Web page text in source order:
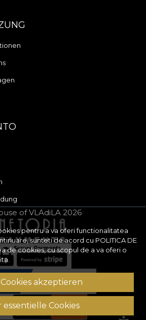
pentru a va oferi functionalitatea
sunteti de acord cu POLITICA DE
de cookies, cu scopul de a va oferi o
akzeptieren
essentielle Cookies
of VLAdiLA 2026